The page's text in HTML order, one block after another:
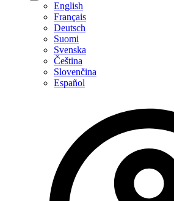
English
Français
Deutsch
Suomi
Svenska
Čeština
Slovenčina
Español